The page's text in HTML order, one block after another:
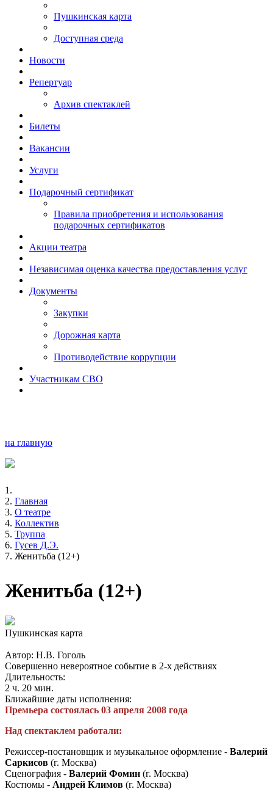
Пушкинская карта
Доступная среда
Новости
Репертуар
Архив спектаклей
Билеты
Вакансии
Услуги
Подарочный сертификат
Правила приобретения и использования
подарочных сертификатов
Акции театра
Независимая оценка качества предоставления услуг
Документы
Закупки
Дорожная карта
Противодействие коррупции
Участникам СВО
на главную
Главная
О театре
Коллектив
Труппа
Гусев Д.Э.
Женитьба (12+)
Женитьба (12+)
Пушкинская карта
Автор: Н.В. Гоголь
Совершенно невероятное событие в 2-х действиях
Длительность:
2 ч. 20 мин.
Ближайшие даты исполнения:
Премьера состоялась 03 апреля 2008 года
Над спектаклем работали:
Режиссер-постановщик и музыкальное оформление - Валерий
Саркисов (г. Москва)
Сценография - Валерий Фомин (г. Москва)
Костюмы - Андрей Климов (г. Москва)